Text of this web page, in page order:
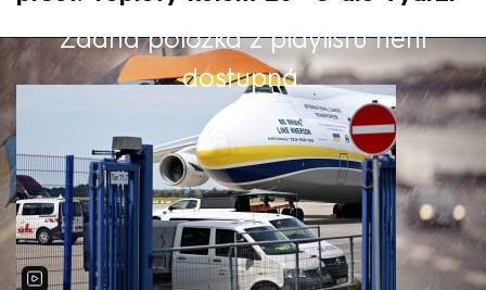
Žádná položka z playlistu není
dostupná.
Výběr redakce